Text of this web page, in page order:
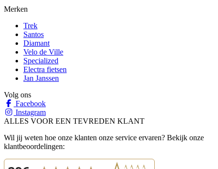
Merken
Trek
Santos
Diamant
Velo de Ville
Specialized
Electra fietsen
Jan Janssen
Volg ons
Facebook
Instagram
ALLES VOOR EEN TEVREDEN KLANT
Wil jij weten hoe onze klanten onze service ervaren? Bekijk onze
klantbeoordelingen: